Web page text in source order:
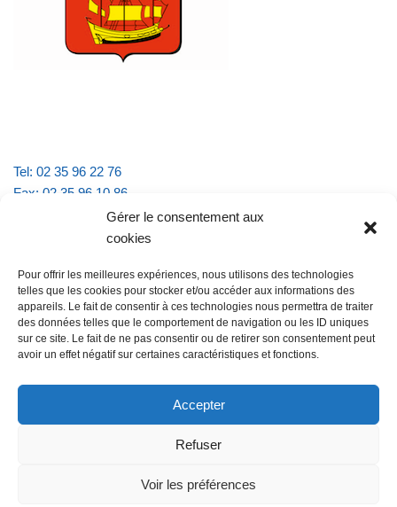
Gérer le consentement aux
cookies
Pour offrir les meilleures expériences, nous utilisons des technologies
telles que les cookies pour stocker et/ou accéder aux informations des
appareils. Le fait de consentir à ces technologies nous permettra de traiter
des données telles que le comportement de navigation ou les ID uniques
sur ce site. Le fait de ne pas consentir ou de retirer son consentement peut
avoir un effet négatif sur certaines caractéristiques et fonctions.
Accepter
Refuser
Voir les préférences
Tel: 02 35 96 22 76
Fax: 02 35 96 10 86
Email : mairie.vattevillelarue@wanadoo.fr
lundi et jeudi de 9h à 11h30
mardi et vendredi de 16h à 18h30
@Vatteville-la-rue mentions légales